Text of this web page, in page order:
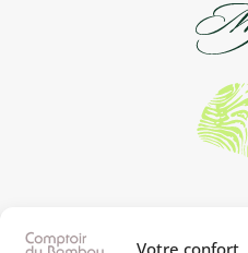
Votre confort,